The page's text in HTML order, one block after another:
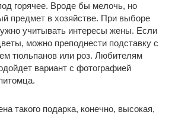
горячее. Вроде бы мелочь, но
предмет в хозяйстве. При выборе
учитывать интересы жены. Если
можно преподнести подставку с
тюльпанов или роз. Любителям
вариант с фотографией
такого подарка, конечно, высокая,